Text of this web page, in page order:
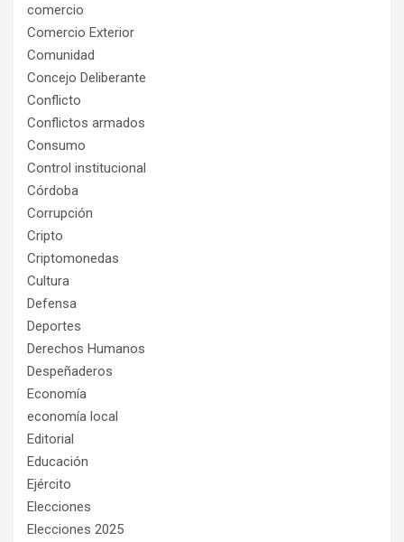
comercio
Comercio Exterior
Comunidad
Concejo Deliberante
Conflicto
Conflictos armados
Consumo
Control institucional
Córdoba
Corrupción
Cripto
Criptomonedas
Cultura
Defensa
Deportes
Derechos Humanos
Despeñaderos
Economía
economía local
Editorial
Educación
Ejército
Elecciones
Elecciones 2025